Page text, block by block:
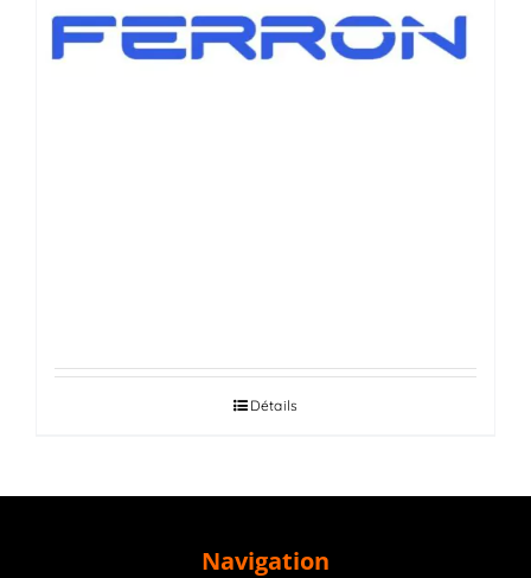
Détails
Navigation